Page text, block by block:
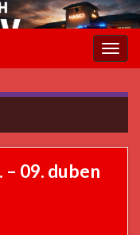
09. duben